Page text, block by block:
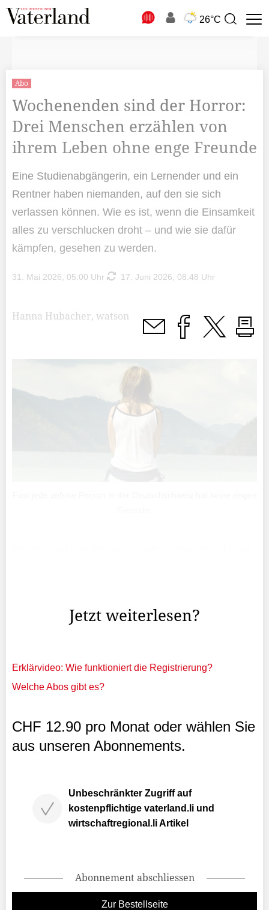
26°C
Suchbegriff
Abo
Wochenenden sind der Horror:
Drei Menschen erzählen von
ihrem Leben ohne enge Freunde
Eine Studienabgängerin, ein Lernender und ein
Rentner haben niemanden, auf den sie sich
verlassen können. Wie es ist, wenn die Einsamkeit
alles zu verschlucken droht – und wie sie dafür
kämpfen, gesehen zu werden.
31. Mai 2026, 05:00 Uhr 17. Juni 2026, 08:48 Uhr
Hanna Hubacher, watson
Jetzt weiterlesen?
Erklärvideo: Wie funktioniert die Registrierung?
Welche Abos gibt es?
CHF 12.90 pro Monat oder wählen Sie
aus unseren Abonnements.
Unbeschränkter Zugriff auf
kostenpflichtige vaterland.li und
wirtschaftregional.li Artikel
Abonnement abschliessen
Zur Bestellseite